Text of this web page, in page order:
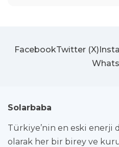
FacebookTwitter (X)
Solarbaba
Türkiye’nin en eski
olarak her bir birey ve